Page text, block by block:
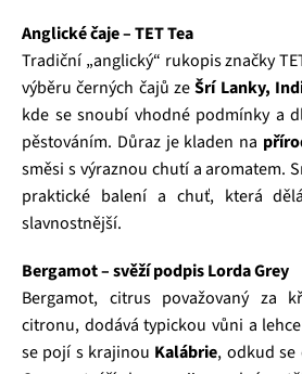
Anglické čaje – TET Tea
Tradiční „anglický“ rukopis značky
výběru černých čajů zeŠrí Lanky,
kde se snoubí vhodné podmínky a
pěstováním. Důraz je kladen na
směsi s výraznou chutí a aromatem.
praktické balení a chuť, která
slavnostnější.
Bergamot – svěží podpis Lorda Grey
Bergamot, citrus považovaný za
citronu, dodává typickou vůni a
se pojí s krajinou Kalábrie, odkud se